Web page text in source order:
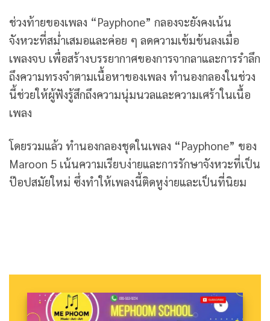
ช่วงท้ายของเพลง “Payphone” กลองจะยังคงเน้น
จังหวะที่สม่ำเสมอและค่อย ๆ ลดความเข้มข้นลงเมื่อ
เพลงจบ เพื่อสร้างบรรยากาศของการจากลาและการรำลึก
ถึงความทรงจำตามเนื้อหาของเพลง ทำนองกลองในช่วง
นี้ช่วยให้ผู้ฟังรู้สึกถึงความนุ่มนวลและความเศร้าในเนื้อ
เพลง
โดยรวมแล้ว ทำนองกลองชุดในเพลง “Payphone” ของ
Maroon 5 เน้นความเรียบง่ายและการรักษาจังหวะที่เป็น
ป๊อปสมัยใหม่ ซึ่งทำให้เพลงนี้ติดหูง่ายและเป็นที่นิยม